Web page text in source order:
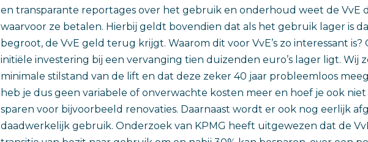
en transparante reportages over het gebruik en onderhoud weet de VvE
waarvoor ze betalen. Hierbij geldt bovendien dat als het gebruik lager is
begroot, de VvE geld terug krijgt. Waarom dit voor VvE’s zo interessant is?
initiële investering bij een vervanging tien duizenden euro’s lager ligt. Wij
minimale stilstand van de lift en dat deze zeker 40 jaar probleemloos
heb je dus geen variabele of onverwachte kosten meer en hoef je ook
sparen voor bijvoorbeeld renovaties. Daarnaast wordt er ook nog eerlijk
daadwerkelijk gebruik. Onderzoek van KPMG heeft uitgewezen dat de